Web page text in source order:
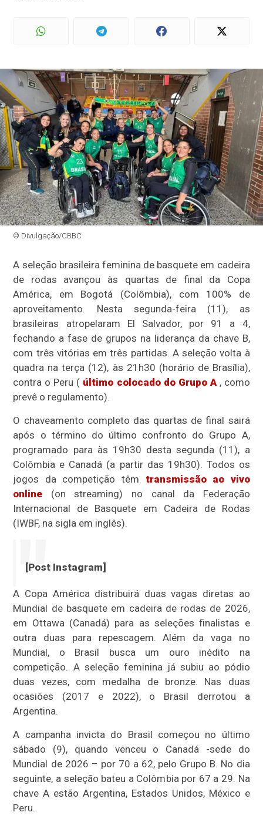
© Divulgação/CBBC
A seleção brasileira feminina de basquete em cadeira
de rodas avançou às quartas de final da Copa
América, em Bogotá (Colômbia), com 100% de
aproveitamento. Nesta segunda-feira (11), as
brasileiras atropelaram El Salvador, por 91 a 4,
fechando a fase de grupos na liderança da chave B,
com três vitórias em três partidas. A seleção volta à
quadra na terça (12), às 21h30 (horário de Brasília),
contra o Peru ( último colocado do Grupo A , como
prevê o regulamento).
O chaveamento completo das quartas de final sairá
após o término do último confronto do Grupo A,
programado para às 19h30 desta segunda (11), a
Colômbia e Canadá (a partir das 19h30). Todos os
jogos da competição têm transmissão ao vivo
online
(on streaming) no canal da Federação
Internacional de Basquete em Cadeira de Rodas
(IWBF, na sigla em inglês).
[Post Instagram]
A Copa América distribuirá duas vagas diretas ao
Mundial de basquete em cadeira de rodas de 2026,
em Ottawa (Canadá) para as seleções finalistas e
outra duas para repescagem. Além da vaga no
Mundial, o Brasil busca um ouro inédito na
competição. A seleção feminina já subiu ao pódio
duas vezes, com medalha de bronze. Nas duas
ocasiões (2017 e 2022), o Brasil derrotou a
Argentina.
A campanha invicta do Brasil começou no último
sábado (9), quando venceu o Canadá -sede do
Mundial de 2026 – por 70 a 62, pelo Grupo B. No dia
seguinte, a seleção bateu a Colômbia por 67 a 29. Na
chave A estão Argentina, Estados Unidos, México e
Peru.